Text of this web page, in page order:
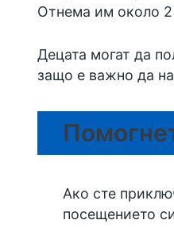
Отнема им около
Децата могат да
защо е важно да
Ако сте
посещението